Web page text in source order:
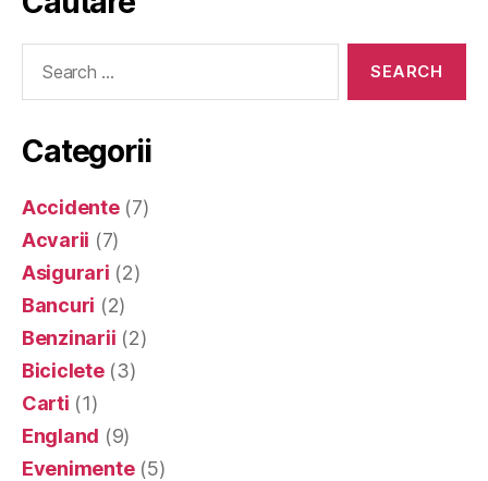
Categorii
Accidente(7)
Acvarii (7)
Asigurari (2)
Bancuri (2)
Benzinarii (2)
Biciclete(3)
Carti (1)
England (9)
Evenimente(5)